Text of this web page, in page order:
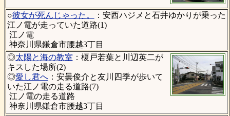
○彼女が死んじゃった。
：安西ハジメと石井ゆかりが乗った
江ノ電が走っていた道路(1)
江ノ電
神奈川県鎌倉市腰越3丁目
◎太陽と海の教室 ：榎戸若葉と川辺英二が
キスした場所(2)
◎愛し君へ：安曇俊介と友川四季が歩いて
いた江ノ電の走る道路(7)
江ノ電の走る道路
神奈川県鎌倉市腰越3丁目